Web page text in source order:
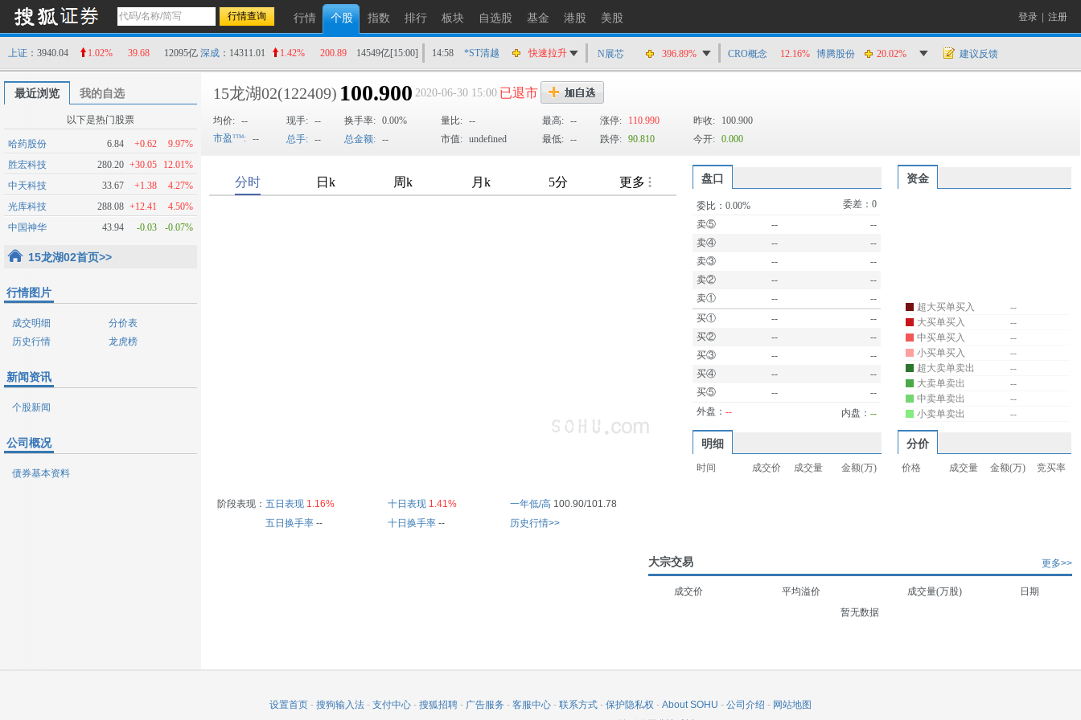
行情 个股 指数 排行 板块 自选股 基金 港股 美股 登录 注册
上证 ：3940.04 1.02% 39.68 12095亿 深成 ：14311.01 1.42% 200.89 14549亿[15:00] 14:58 *ST清越
快速拉升
14:56
上工Ｂ股
快速拉升
14:56
爱丽家居
快速拉升
14:56
金凯生科
涨停
14:56
南亚新材
猛烈打压
盛达资源
N展芯 396.89% CRO概念 12.16% 博腾股份 20.02% 建议反馈
最近浏览 我的自选
以下是热门股票
哈药股份 6.84 +0.62
9.97%
胜宏科技
280.20 +30.05
12.01%
中天科技
33.67 +1.38
4.27%
光库科技
288.08 +12.41
4.50%
中国神华
43.94 -0.03 -0.07%
15龙湖02首页>>
行情图片
成交明细
分价表
历史行情
龙虎榜
新闻资讯
个股新闻
公司概况
债券基本资料
15龙湖02(122409) 100.900 2020-06-30 15:00 已退市
均价: -- 现手: -- 换手率: 0.00% 量比: -- 最高: -- 涨停: 110.990 昨收:
100.900
市盈
: -- 总手: -- 总金额: -- 市值: undefined 最低: -- 跌停: 90.810 今开: 0.000
阶段表现： 五日表现 1.16% 十日表现 1.41% 一年低/高 100.90/101.78
五日换手率-- 十日换手率-- 历史行情>>
盘口 资金
委比：0.00% 委差：0
卖⑤
--
--
卖④
--
--
卖③
--
--
卖②
--
--
卖①
--
--
买①
--
--
买②
--
--
买③
--
--
买④
--
--
买⑤
--
--
外盘：-- 内盘：--
超大买单买入
--
大买单买入
--
中买单买入
--
小买单买入
--
超大卖单卖出
--
大卖单卖出
--
中卖单卖出
--
小卖单卖出
--
明细 分价
时间 成交价 成交量 金额(万) 价格 成交量 金额(万) 竞买率
更多>>
大宗交易
成交价 平均溢价 成交量(万股)
日期
暂无数据
设置首页 - 搜狗输入法 - 支付中心 - 搜狐招聘 - 广告服务 - 客服中心 - 联系方式 - 保护隐私权 - About SOHU - 公司介绍 - 网站地图